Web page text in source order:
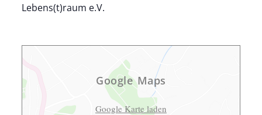
Lebens(t)raum e.V.
Google Maps
Google Karte laden